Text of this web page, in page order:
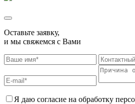
Оставьте заявку,
и мы свяжемся с Вами
Я даю согласие на обработку